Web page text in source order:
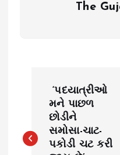
The
s
‘પદયાત્રીઓ
મને પાછળ
છોડીને
સમોસા-ચાટ-
પકોડી ચટ કરી